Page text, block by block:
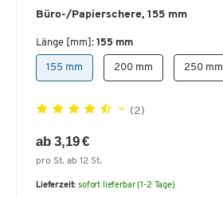
Büro-/Papierschere, 155 mm
Länge [mm]: 155 mm
155 mm 200 mm 250 mm
(2)
ab 3,19 €
pro St. ab 12 St.
Lieferzeit: sofort lieferbar (1-2 Tage)